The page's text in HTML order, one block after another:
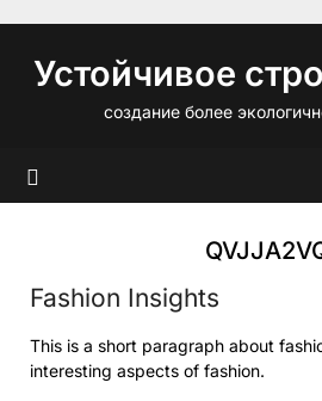
содержимому
Устойчивое
создание более
Fashion Insights
This is a short paragraph about
interesting aspects of fashion.